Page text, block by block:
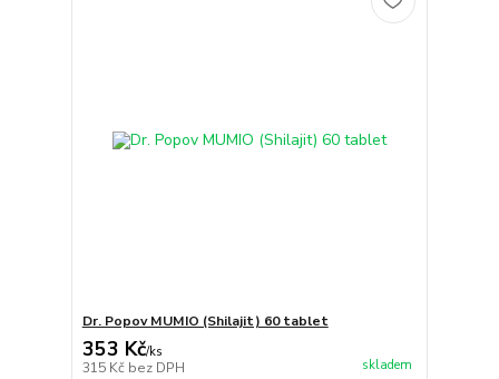
Dr. Popov MUMIO (Shilajit) 60 tablet
353 Kč/ks
315 Kč bez DPH skladem